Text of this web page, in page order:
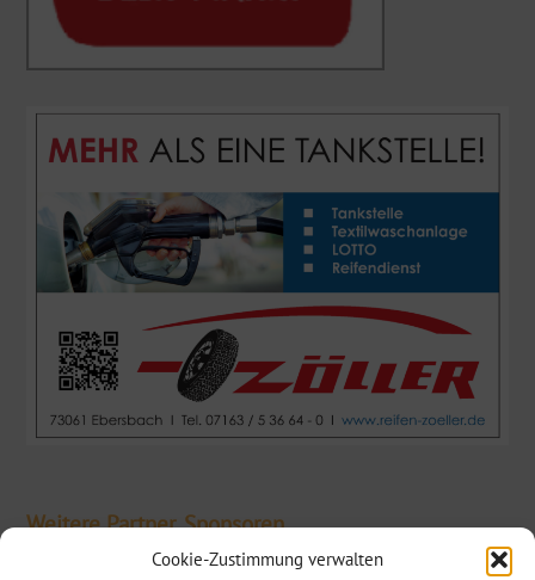
Cookie-Zustimmung verwalten
Weitere Partner, Sponsoren